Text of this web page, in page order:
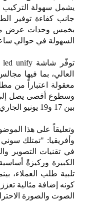
يشمل سهولة التركيب
جانب كفاءة توفير
بخمس وحدات عرض
السهولة في حوالي
العالي، بما فيها
بين 17 و19 يونيو الجاري، وذلك في الجناح c8301.
وتعليقاً على هذا
وأفريقيا: "تمتلك
تلبية طلب العملاء،
كونه إضافة مثالية
الصوت والصورة